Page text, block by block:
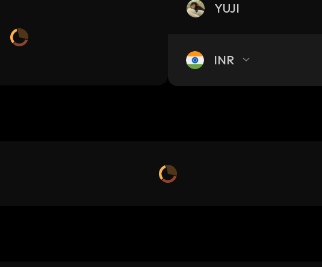
YUJI
INR